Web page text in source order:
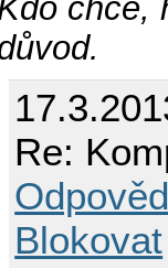
chce,
Re:
Blokovat